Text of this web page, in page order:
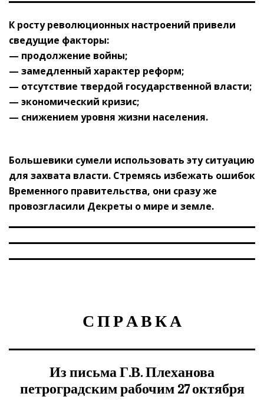
К росту революционных настроений привели
сведущие факторы:
— продолжение войны;
— замедленный характер реформ;
— отсутствие твердой государственной власти;
— экономический кризис;
— снижением уровня жизни населения.
Большевики сумели использовать эту ситуацию
для захвата власти. Стремясь избежать ошибок
Временного правительства, они сразу же
провозгласили Декреты о мире и земле.
С П Р А В К А
Из письма Г.В. Плеханова
петроградским рабочим 27 октября